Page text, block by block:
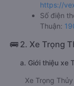
https://
Số điện
Thuận:
🚌 2. Xe Trọng
a. Giới thiệu xe
Xe Trọng